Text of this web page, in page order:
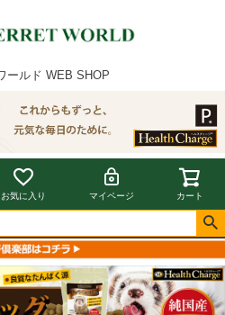
ールド WEB SHOP
お気に入り マイページ カート